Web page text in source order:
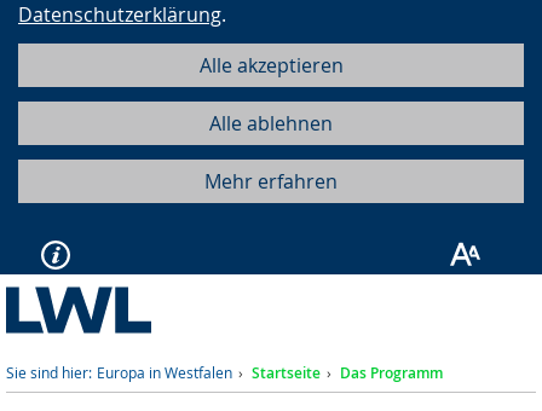
Datenschutzerklärung.
Alle akzeptieren
Alle ablehnen
Mehr erfahren
Sie sind hier: Europa in Westfalen Startseite Das Programm